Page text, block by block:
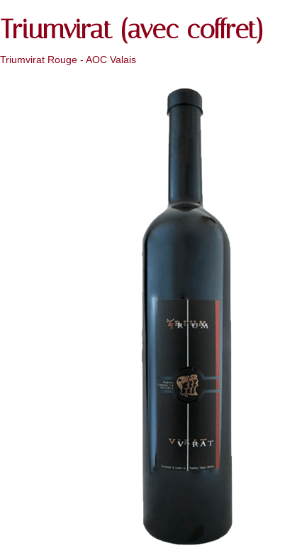
Triumvirat (avec coffret)
Triumvirat Rouge - AOC Valais